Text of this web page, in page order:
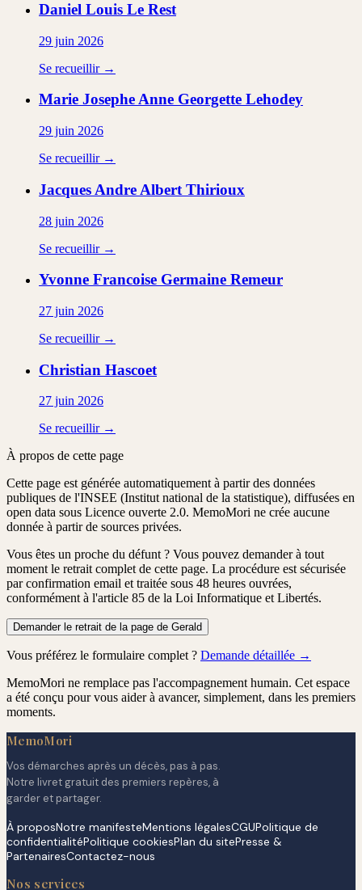
Daniel Louis Le Rest
29 juin 2026
Se recueillir →
Marie Josephe Anne Georgette Lehodey
29 juin 2026
Se recueillir →
Jacques Andre Albert Thirioux
28 juin 2026
Se recueillir →
Yvonne Francoise Germaine Remeur
27 juin 2026
Se recueillir →
Christian Hascoet
27 juin 2026
Se recueillir →
À propos de cette page
Cette page est générée automatiquement à partir des données
publiques de l'INSEE (Institut national de la statistique), diffusées en
open data sous Licence ouverte 2.0. MemoMori ne crée aucune
donnée à partir de sources privées.
Vous êtes un proche du défunt ? Vous pouvez demander à tout
moment le retrait complet de cette page. La procédure est sécurisée
par confirmation email et traitée sous 48 heures ouvrées,
conformément à l'article 85 de la Loi Informatique et Libertés.
Demander le retrait de la page de Gerald
Vous préférez le formulaire complet ? Demande détaillée →
MemoMori ne remplace pas l'accompagnement humain. Cet espace
a été conçu pour vous aider à avancer, simplement, dans les premiers
moments.
MemoMori
Vos démarches après un décès, pas à pas.
Notre livret gratuit des premiers repères, à
garder et partager.
À proposNotre manifesteMentions légalesCGUPolitique de
confidentialitéPolitique cookiesPlan du sitePresse &
PartenairesContactez-nous
Nos services